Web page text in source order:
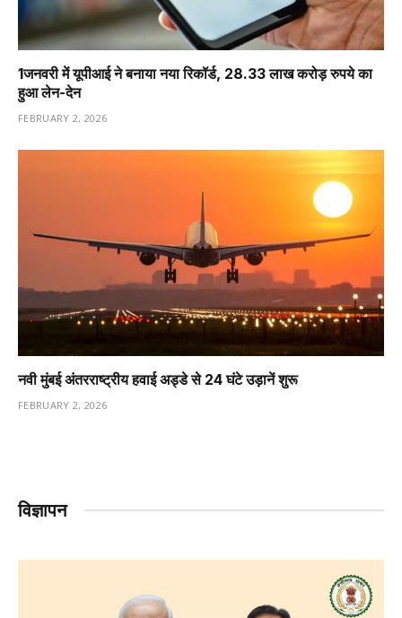
1️जनवरी में यूपीआई ने बनाया नया रिकॉर्ड, 28.33 लाख करोड़ रुपये का
हुआ लेन-देन
FEBRUARY 2, 2026
नवी मुंबई अंतरराष्ट्रीय हवाई अड्डे से 24 घंटे उड़ानें शुरू
FEBRUARY 2, 2026
विज्ञापन